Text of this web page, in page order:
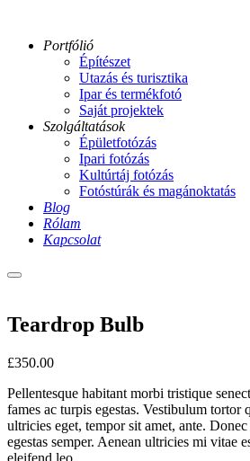
Portfólió
Építészet
Utazás és turisztika
Ipar és termékfotó
Saját projektek
Szolgáltatások
Épületfotózás
Ipari fotózás
Kultúrtáj fotózás
Fotóstúrák és magánoktatás
Blog
Rólam
Kapcsolat
Main
Teardrop Bulb
£350.00
Pellentesque habitant morbi tristique
fames ac turpis egestas. Vestibulum tortor
ultricies eget, tempor sit amet, ante.
egestas semper. Aenean ultricies mi vitae
eleifend leo.